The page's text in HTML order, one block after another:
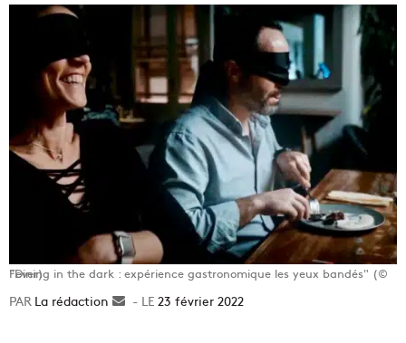
"Dining in the dark : expérience gastronomique les yeux bandés" (© Fever)
La rédaction
Envoyer23 février 2022